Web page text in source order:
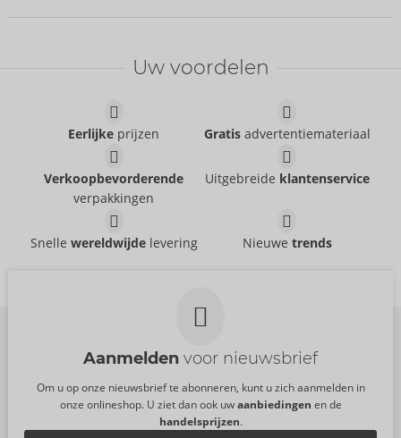
TENGA
3Dx SPIRAL
TENGA
Uw voordelen
Eerlijke prijzen Gratisadvertentiemateriaal
Verkoopbevorderende
verpakkingen
Uitgebreide klantenservice
Snelle wereldwijdelevering Nieuwe trends
Aanmelden voor nieuwsbrief
Om u op onze nieuwsbrief te abonneren, kunt u zich aanmelden in
onze onlineshop. U ziet dan ook uwaanbiedingen en de
handelsprijzen.